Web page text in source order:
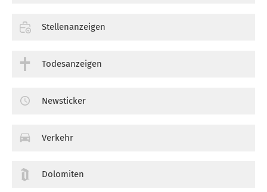
Stellenanzeigen
Todesanzeigen
Newsticker
Verkehr
Dolomiten